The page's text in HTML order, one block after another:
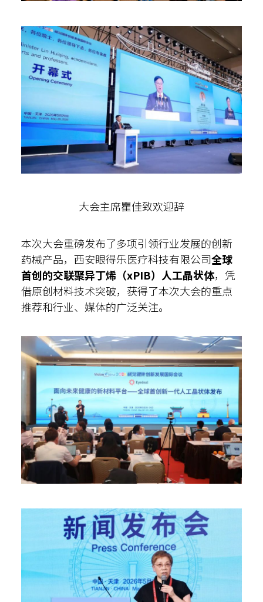
大会主席瞿佳致欢迎辞
本次大会重磅发布了多项引领行业发展的创新
药械产品，西安眼得乐医疗科技有限公司全球
首创的交联聚异丁烯（xPIB）人工晶状体，凭
借原创材料技术突破，获得了本次大会的重点
推荐和行业、媒体的广泛关注。